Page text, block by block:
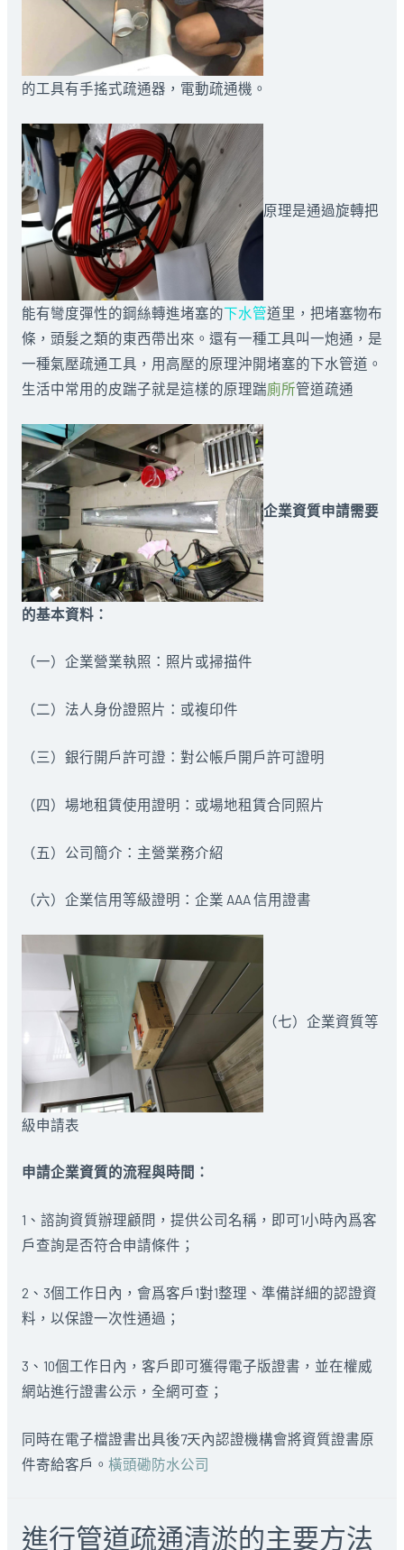
的工具有手搖式疏通器，電動疏通機。
原理是通過旋轉把
能有彎度彈性的鋼絲轉進堵塞的下水管道里，把堵塞物布
條，頭髮之類的東西帶出來。還有一種工具叫一炮通，是
一種氣壓疏通工具，用高壓的原理沖開堵塞的下水管道。
生活中常用的皮踹子就是這樣的原理踹廁所管道疏通
企業資質申請需要
的基本資料：
（一）企業營業執照：照片或掃描件
（二）法人身份證照片：或複印件
（三）銀行開戶許可證：對公帳戶開戶許可證明
（四）場地租賃使用證明：或場地租賃合同照片
（五）公司簡介：主營業務介紹
（六）企業信用等級證明：企業 AAA 信用證書
（七）企業資質等
級申請表
申請企業資質的流程與時間：
1、諮詢資質辦理顧問，提供公司名稱，即可1小時內爲客
戶查詢是否符合申請條件；
2、3個工作日內，會爲客戶1對1整理、準備詳細的認證資
料，以保證一次性通過；
3、10個工作日內，客戶即可獲得電子版證書，並在權威
網站進行證書公示，全網可查；
同時在電子檔證書出具後7天內認證機構會將資質證書原
件寄給客戶。 橫頭磡防水公司
進行管道疏通清淤的主要方法